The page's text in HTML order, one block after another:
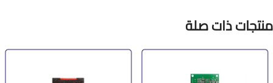
منتجات ذات صلة